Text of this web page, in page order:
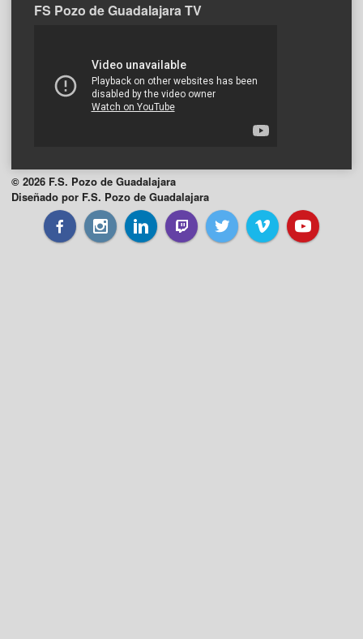
FS Pozo de Guadalajara TV
© 2026 F.S. Pozo de Guadalajara
Diseñado por F.S. Pozo de Guadalajara